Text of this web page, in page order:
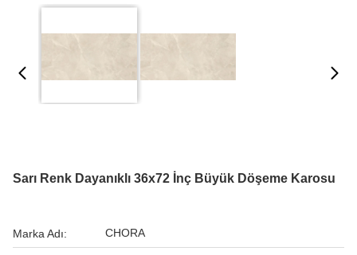
Sarı Renk Dayanıklı 36x72 İnç Büyük Döşeme Karosu
Marka Adı: CHORA